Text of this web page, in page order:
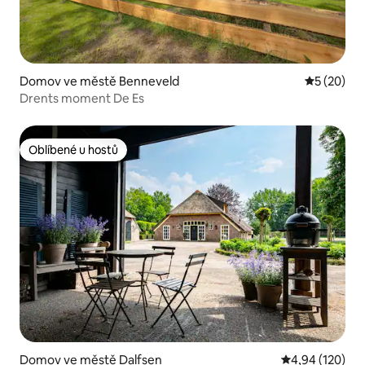
Domov ve městě Benneveld Průměrné
5 (20)
Drents moment De Es
Oblíbené u hostů
Oblíbené u hostů
Domov ve městě Dalfsen Průměrné
4,94 (120)